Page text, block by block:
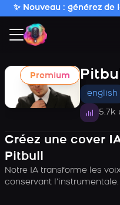
✨ Nouveau : générez
Premium
english
5.7k
Créez une cover
Pitbull
Notre IA transforme les
conservant l’instrumentale.